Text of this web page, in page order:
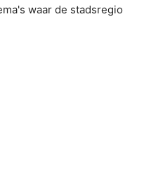
waar de stadsregio